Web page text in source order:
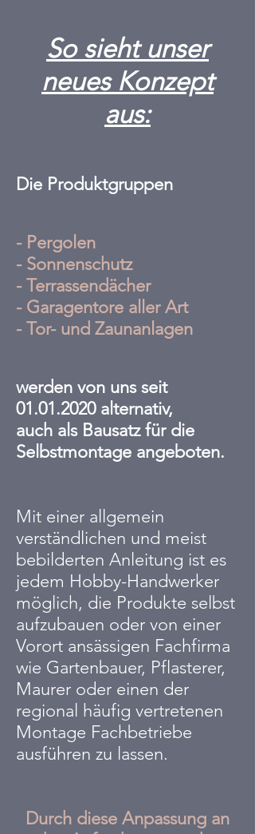
So sieht unser
neues Konzept
aus:
Die Produktgruppen
- Pergolen
- Sonnenschutz
- Terrassendächer
- Garagentore aller Art
- Tor- und Zaunanlagen
werden von uns seit
01.01.2020alternativ,
auch als Bausatz für die
Selbstmontage angeboten.
Mit einer allgemein
verständlichen und meist
bebilderten Anleitung ist es
jedem Hobby-Handwerker
möglich, die Produkte selbst
aufzubauen oder von einer
Vorort ansässigen Fachfirma
wie Gartenbauer, Pflasterer,
Maurer oder einen der
regional häufig vertretenen
Montage Fachbetriebe
ausführen zu lassen.
Durch diese Anpassung an